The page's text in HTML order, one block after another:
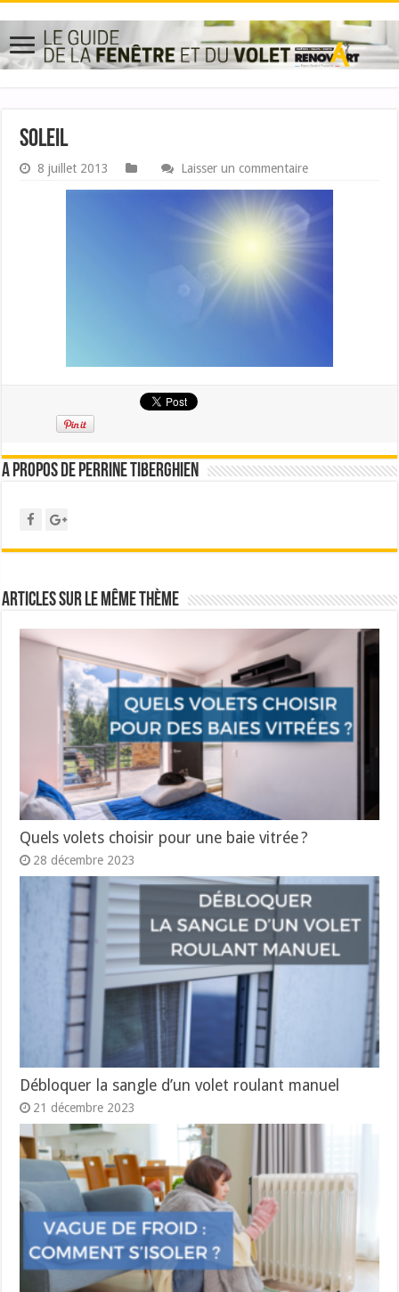
Soleil
8 juillet 2013 Laisser un commentaire
A propos de Perrine Tiberghien
Articles sur le même thème
Quels volets choisir pour une baie vitrée ?
28 décembre 2023
Débloquer la sangle d’un volet roulant manuel
21 décembre 2023